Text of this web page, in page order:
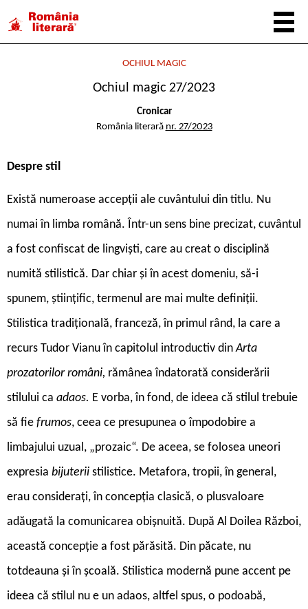
OCHIUL MAGIC
Ochiul magic 27/2023
Cronicar
România literară nr. 27/2023
Despre stil
Există numeroase accepții ale cuvântului din titlu. Nu
numai în limba română. Într-un sens bine precizat, cuvântul
a fost confiscat de lingviști, care au creat o disciplină
numită stilistică. Dar chiar și în acest domeniu, să-i
spunem, științific, termenul are mai multe definiții.
Stilistica tradițională, franceză, în primul rând, la care a
recurs Tudor Vianu în capitolul introductiv dinArta
prozatorilor români, rămânea îndatorată considerării
stilului ca adaos. E vorba, în fond, de ideea că stilul trebuie
să fie frumos, ceea ce presupunea o împodobire a
limbajului uzual, „prozaic“. De aceea, se folosea uneori
expresia bijuterii stilistice. Metafora, tropii, în general,
erau considerați, în concepția clasică, o plusvaloare
adăugată la comunicarea obișnuită. După Al Doilea Război,
această concepție a fost părăsită. Din păcate, nu
totdeauna și în școală. Stilistica modernă pune accent pe
ideea că stilul nu e un adaos, altfel spus, o podoabă,